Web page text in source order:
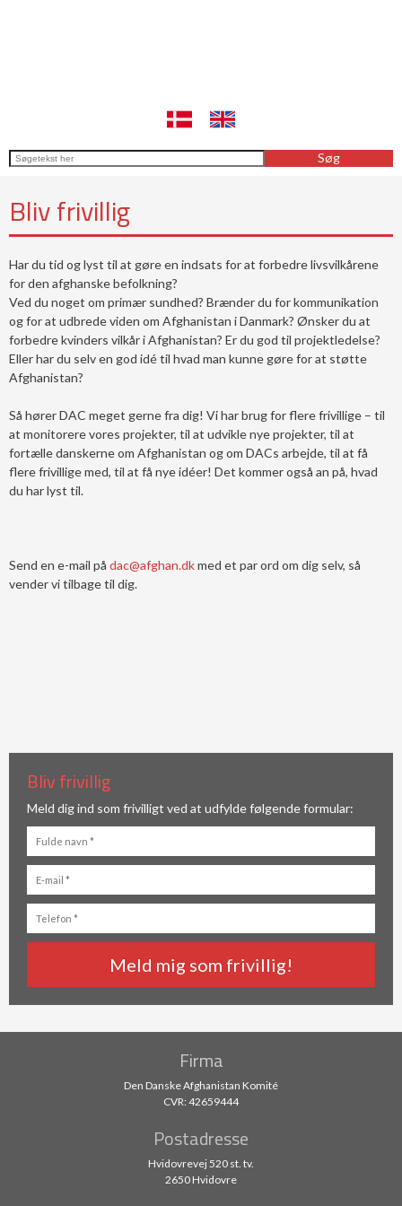
​Bliv frivillig
Har du tid og lyst til at gøre en indsats for at forbedre livsvilkårene
for den afghanske befolkning?
Ved du noget om primær sundhed? Brænder du for kommunikation
og for at udbrede viden om Afghanistan i Danmark? Ønsker du at
forbedre kvinders vilkår i Afghanistan? Er du god til projektledelse?
Eller har du selv en god idé til hvad man kunne gøre for at støtte
Afghanistan?
Så hører DAC meget gerne fra dig! Vi har brug for flere frivillige – til
at monitorere vores projekter, til at udvikle nye projekter, til at
fortælle danskerne om Afghanistan og om DACs arbejde, til at få
flere frivillige med, til at få nye idéer! Det kommer også an på, hvad
du har lyst til.
Send en e-mail på dac@afghan.dkmed et par ord om dig selv, så
vender vi tilbage til dig.
Bliv frivillig
Meld dig ind som frivilligt ved at udfylde følgende formular:
Firma
Den Danske Afghanistan Komité
CVR: 42659444
Postadresse
Hvidovrevej 520 st. tv.
2650 Hvidovre